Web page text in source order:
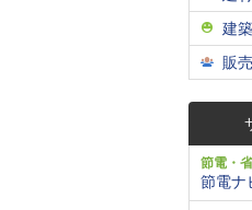
建
販
節電・
節電ナ